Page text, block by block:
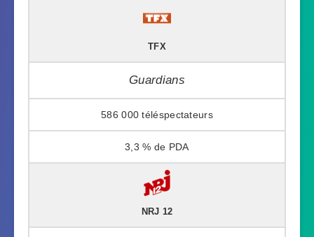
TFX
Guardians
586 000
3,3 %
NRJ 12